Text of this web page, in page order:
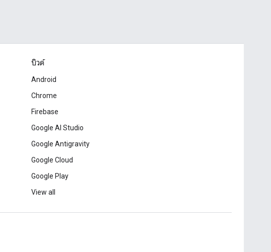
บิวด์
Android
Chrome
Firebase
Google AI Studio
Google Antigravity
Google Cloud
Google Play
View all